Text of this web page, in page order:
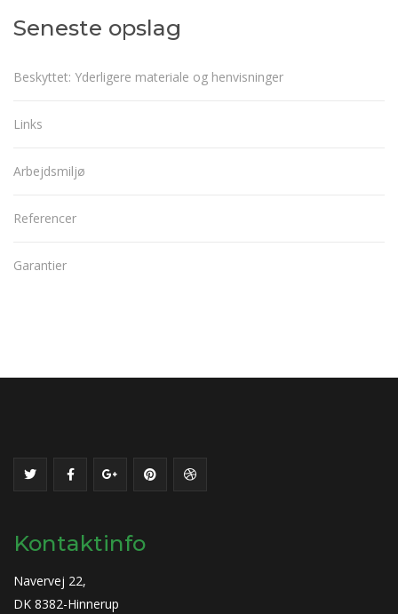
Seneste opslag
Beskyttet: Yderligere materiale og henvisninger
Links
Arbejdsmiljø
Referencer
Garantier
Kontaktinfo
Navervej 22,
DK 8382-Hinnerup